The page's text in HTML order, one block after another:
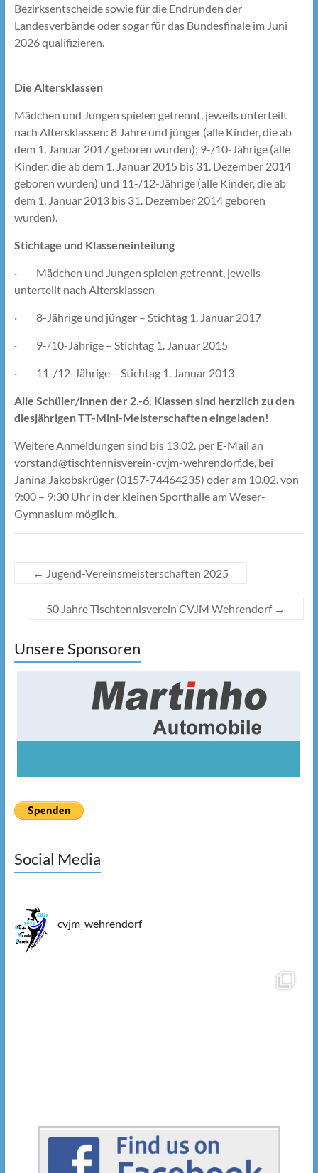
Bezirksentscheide sowie für die Endrunden der
Landesverbände oder sogar für das Bundesfinale im Juni
2026 qualifizieren.
Die Altersklassen
Mädchen und Jungen spielen getrennt, jeweils unterteilt
nach Altersklassen: 8 Jahre und jünger (alle Kinder, die ab
dem 1. Januar 2017 geboren wurden); 9-/10-Jährige (alle
Kinder, die ab dem 1. Januar 2015 bis 31. Dezember 2014
geboren wurden) und 11-/12-Jährige (alle Kinder, die ab
dem 1. Januar 2013 bis 31. Dezember 2014 geboren
wurden).
Stichtage und Klasseneinteilung
· Mädchen und Jungen spielen getrennt, jeweils
unterteilt nach Altersklassen
· 8-Jährige und jünger – Stichtag 1. Januar 2017
· 9-/10-Jährige – Stichtag 1. Januar 2015
· 11-/12-Jährige – Stichtag 1. Januar 2013
Alle Schüler/innen der 2.-6. Klassen sind herzlich zu den
diesjährigen TT-Mini-Meisterschaften eingeladen!
Weitere Anmeldungen sind bis 13.02. per E-Mail an
vorstand@tischtennisverein-cvjm-wehrendorf.de, bei
Janina Jakobskrüger (0157-74464235) oder am 10.02. von
9:00 – 9:30 Uhr in der kleinen Sporthalle am Weser-
Gymnasium möglich.
← Jugend-Vereinsmeisterschaften 2025
50 Jahre Tischtennisverein CVJM Wehrendorf →
Unsere Sponsoren
Social Media
cvjm_wehrendorf